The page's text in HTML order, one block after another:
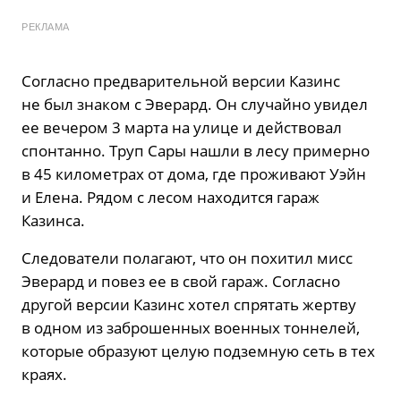
РЕКЛАМА
Согласно предварительной версии Казинс
не был знаком с Эверард. Он случайно увидел
ее вечером 3 марта на улице и действовал
спонтанно. Труп Сары нашли в лесу примерно
в 45 километрах от дома, где проживают Уэйн
и Елена. Рядом с лесом находится гараж
Казинса.
Следователи полагают, что он похитил мисс
Эверард и повез ее в свой гараж. Согласно
другой версии Казинс хотел спрятать жертву
в одном из заброшенных военных тоннелей,
которые образуют целую подземную сеть в тех
краях.